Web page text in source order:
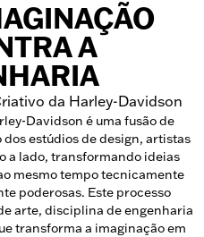
A
da Harley-Davidson
Davidson é uma fusão de
estúdios de design, artistas
a lado, transformando ideias
mesmo tempo tecnicamente
poderosas. Este processo
arte, disciplina de engenharia
transforma a imaginação em